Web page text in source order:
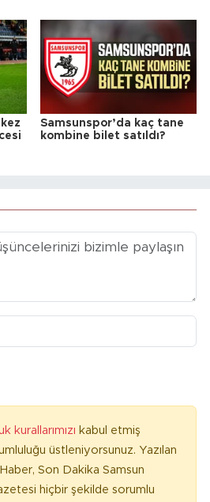
Samsunspor’da kaç tane
kombine bilet satıldı?
kurallarımızı kabul etmiş
üstleniyorsunuz. Yazılan
Son Dakika Samsun
hiçbir şekilde sorumlu